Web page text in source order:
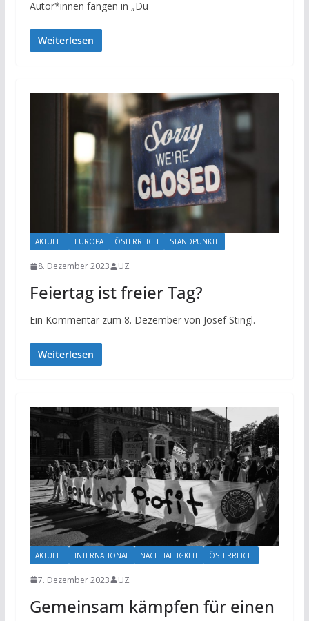
Autor*innen fangen in „Du
Weiterlesen
AKTUELL EUROPA ÖSTERREICH STANDPUNKTE
8. Dezember 2023 UZ
Feiertag ist freier Tag?
Ein Kommentar zum 8. Dezember von Josef Stingl.
Weiterlesen
AKTUELL INTERNATIONAL NACHHALTIGKEIT ÖSTERREICH
7. Dezember 2023 UZ
Gemeinsam kämpfen für einen